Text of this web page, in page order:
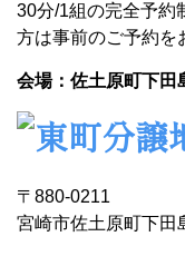
30分/1組の完全予約
方は事前のご予約を
会場：佐土原町下田
〒880-0211
宮崎市佐土原町下田